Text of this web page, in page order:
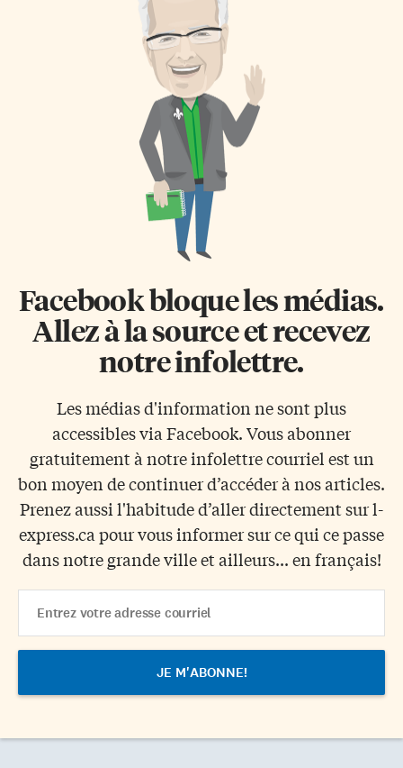
Facebook bloque les médias.
Allez à la source et recevez
notre infolettre.
Les médias d'information ne sont plus
accessibles via Facebook. Vous abonner
gratuitement à notre infolettre courriel est un
bon moyen de continuer d’accéder à nos articles.
Prenez aussi l'habitude d’aller directement sur l-
express.ca pour vous informer sur ce qui ce passe
dans notre grande ville et ailleurs... en français!
Address